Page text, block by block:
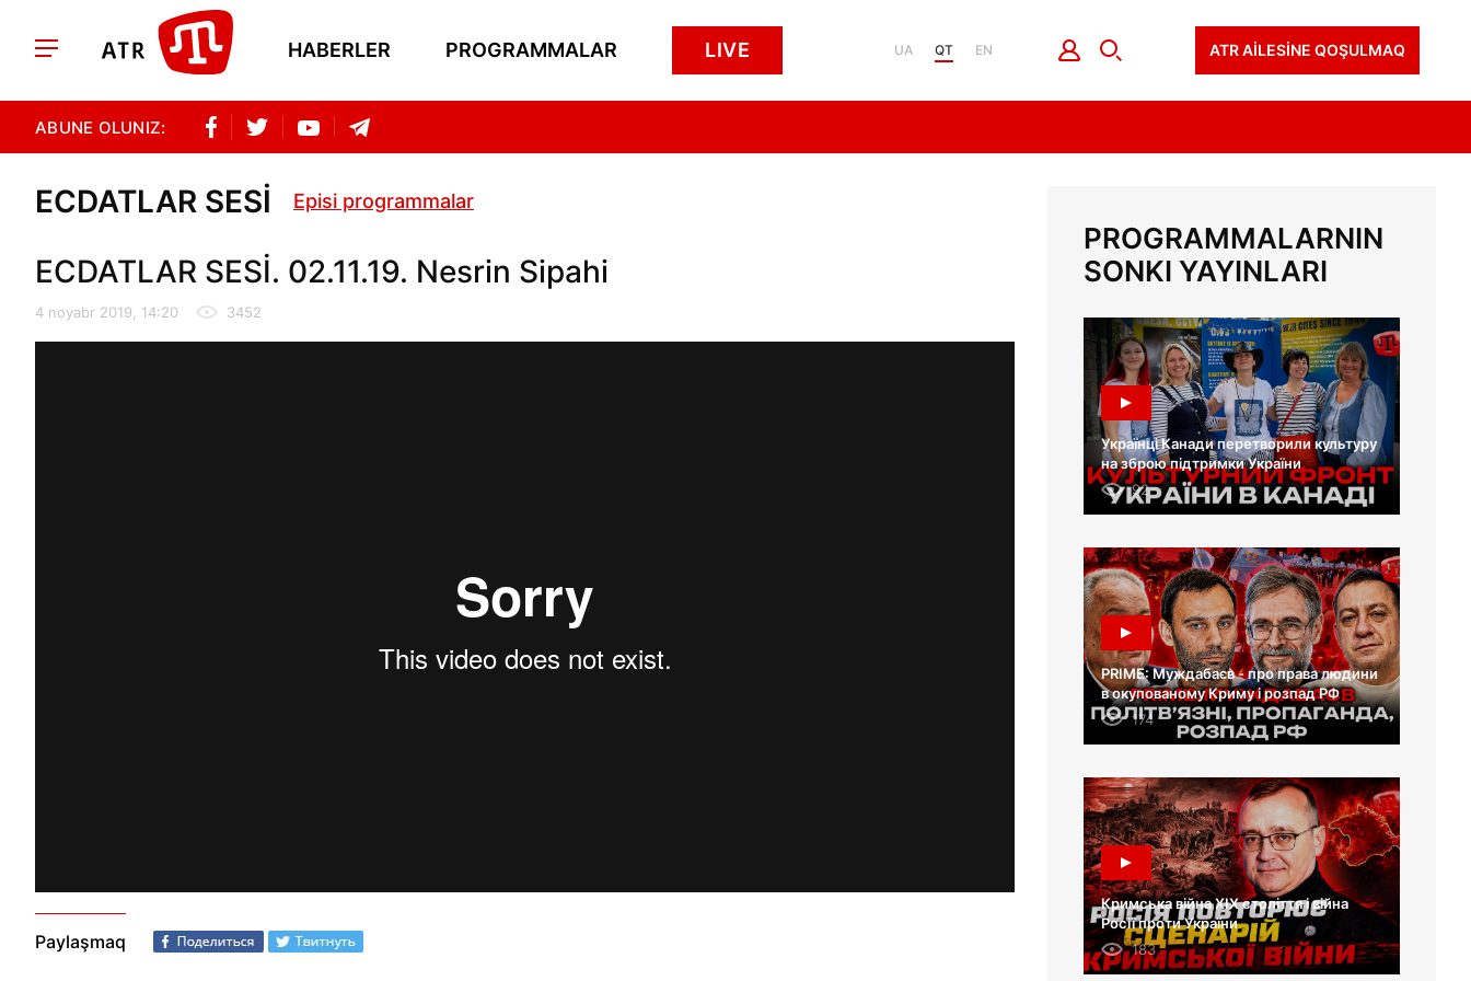
HABERLER PROGRAMMALAR LIVE UA QT EN ATR AİLESİNE QOŞULMAQ
ABUNE OLUNIZ:
ECDATLAR SESİ Episi programmalar
ECDATLAR SESİ. 02.11.19. Nesrin Sipahi
4 noyabr 2019, 14:20 3452
Paylaşmaq
PROGRAMMALARNIN
SONKI YAYINLARI
Українці Канади перетворили культуру
на зброю підтримки України
92
PRIME: Муждабаєв - про права людини
в окупованому Криму і розпад РФ
174
Кримська війна XIX століття і війна
Росії проти України
183